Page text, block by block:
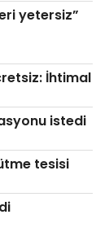
yetersiz”
İhtimal
istedi
tesisi
Yazarlar
İsmetpaşa